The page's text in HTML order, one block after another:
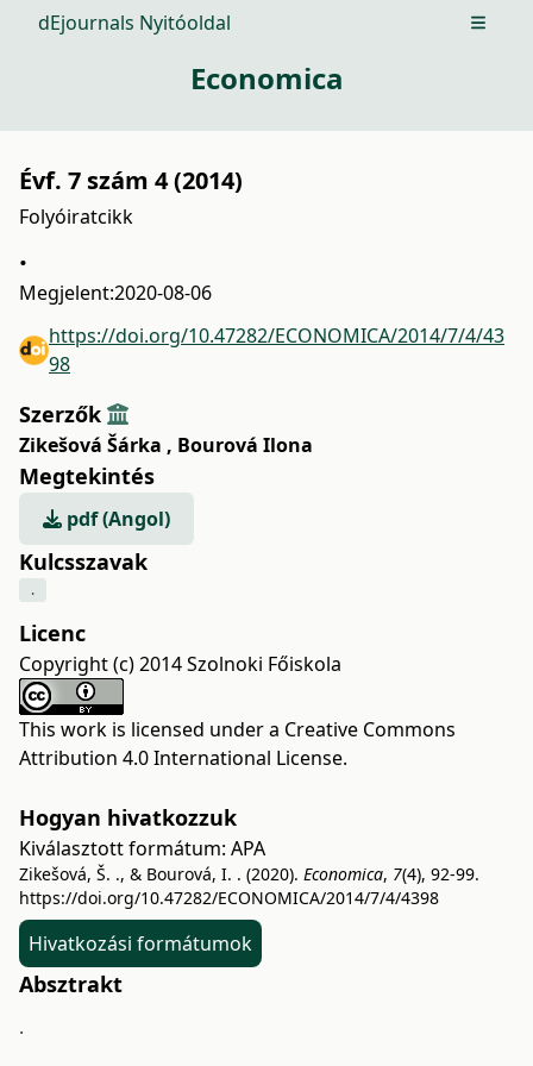
dEjournals Nyitóoldal Open
Economica
Évf. 7 szám 4 (2014)
Folyóiratcikk
.
Megjelent:2020-08-06
https://doi.org/10.47282/ECONOMICA/2014/7/4/43
98
Szerzők
Zikešová Šárka , Bourová Ilona
Megtekintés
pdf (Angol)
Kulcsszavak
.
Licenc
Copyright (c) 2014 Szolnoki Főiskola
This work is licensed under a Creative Commons
Attribution 4.0 International License.
Hogyan hivatkozzuk
Kiválasztott formátum: APA
Zikešová, Š. ., & Bourová, I. . (2020). Economica, 7(4), 92-99.
https://doi.org/10.47282/ECONOMICA/2014/7/4/4398
Hivatkozási formátumok
Absztrakt
.